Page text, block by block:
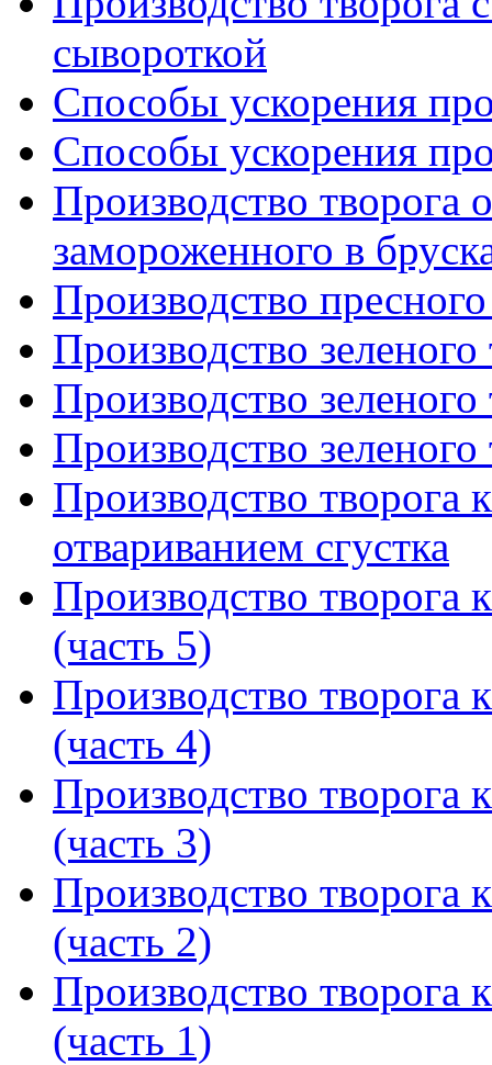
сывороткой
Способы ускорения
Способы ускорения
Производство творога
замороженного в
Производство
Производство
Производство
Производство
Производство творога
отвариванием сгустка
Производство
(часть 5)
Производство
(часть 4)
Производство
(часть 3)
Производство
(часть 2)
Производство
(часть 1)